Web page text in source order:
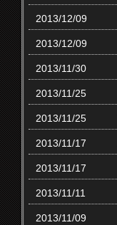
2013/12/09
2013/12/09
2013/11/30
2013/11/25
2013/11/25
2013/11/17
2013/11/17
2013/11/11
2013/11/09